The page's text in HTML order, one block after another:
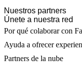
Nuestros partners
Únete a nuestra red
Por qué colaborar con
Ayuda a ofrecer
Partners de la nube